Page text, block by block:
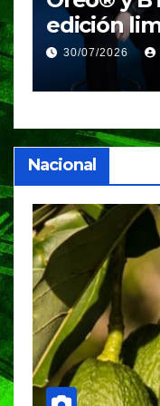
Nosotros
GIFF
25/07/2026
Nacional